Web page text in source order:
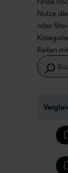
Nutze
oder
Reifen